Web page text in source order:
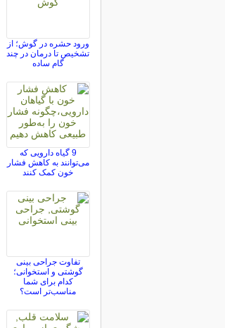
ورود حشره در گوش؛ از
تشخیص تا درمان در چند
گام ساده
9 گیاه دارویی که
می‌توانند به کاهش فشار
خون کمک کنند
تفاوت جراحی بینی
گوشتی و استخوانی؛
کدام برای شما
مناسب‌تر است؟